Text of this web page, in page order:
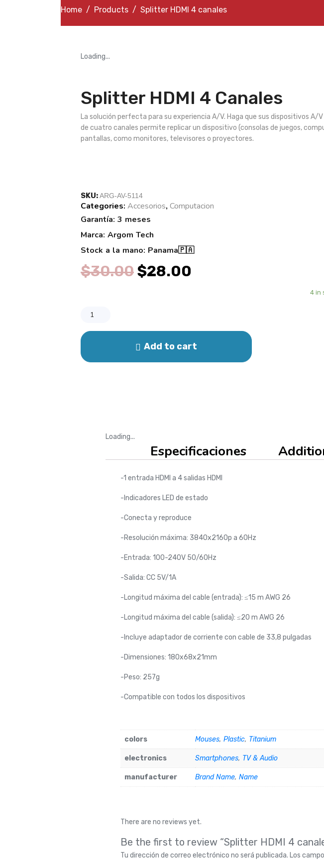
Home Products Splitter HDMI 4 canales
Loading...
Splitter HDMI 4 Canales
La solución perfecta para su experiencia A/V. Haga que sus dispositivos A/
de cuatro canales permite replicar un dispositivo (consolas de juegos,
pantallas, como monitores, televisores o proyectores.
SKU:ARG-AV-5114
Categories: Accesorios, Computacion
Garantía: 3 meses
Marca: Argom Tech
Stock a la mano: Panama🇵🇦
$30.00$28.00
4 in
Splitter
4
quantity
Add to cart
Loading...
Especificaciones
-1 entrada HDMI a 4 salidas HDMI
-Indicadores LED de estado
-Conecta y reproduce
-Resolución máxima: 3840x2160p a 60Hz
-Entrada: 100-240V 50/60Hz
-Salida: CC 5V/1A
-Longitud máxima del cable (entrada): ≤15 m AWG 26
-Longitud máxima del cable (salida): ≤20 m AWG 26
-Incluye adaptador de corriente con cable de 33,8 pulgadas
-Dimensiones: 180x68x21mm
-Peso: 257g
-Compatible con todos los dispositivos
colors Mouses, Plastic, Titanium
electronics Smartphones, TV & Audio
manufacturer Brand Name, Name
There are no reviews yet.
Be the first to review “Splitter HDMI 4
Tu dirección de correo electrónico no será publicada. Los